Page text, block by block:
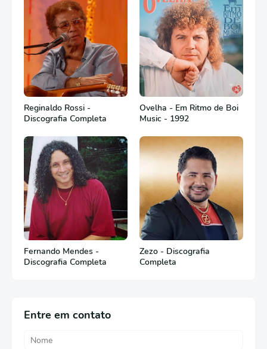
Reginaldo Rossi -
Discografia Completa
Ovelha - Em Ritmo de Boi
Music - 1992
Fernando Mendes -
Discografia Completa
Zezo - Discografia
Completa
Entre em contato